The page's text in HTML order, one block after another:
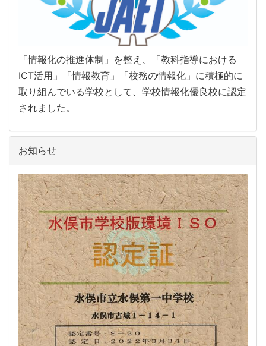
「情報化の推進体制」を整え、「教科指導における
ICT活用」「情報教育」「校務の情報化」に積極的に
取り組んでいる学校として、学校情報化優良校に認定
されました。
お知らせ